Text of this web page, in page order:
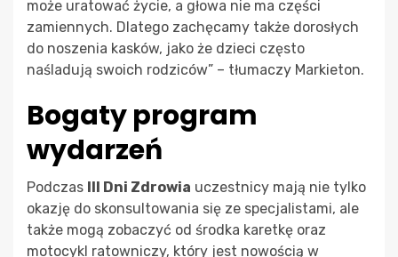
może uratować życie, a głowa nie ma części
zamiennych. Dlatego zachęcamy także dorosłych
do noszenia kasków, jako że dzieci często
naśladują swoich rodziców” – tłumaczy Markieton.
Bogaty program
wydarzeń
Podczas III Dni Zdrowia uczestnicy mają nie tylko
okazję do skonsultowania się ze specjalistami, ale
także mogą zobaczyć od środka karetkę oraz
motocykl ratowniczy, który jest nowością w